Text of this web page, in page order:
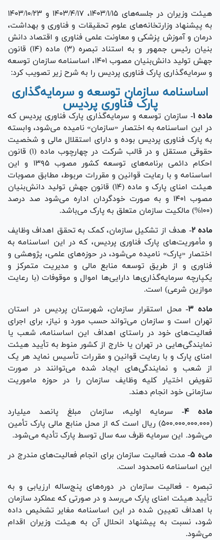
هیئت وزیران در جلسه‌های ۱۴۰۳/۱/۱۵، ۱۴۰۳/۴/۱۷ و ۱۴۰۳/۱۰/۲۳
به پیشنهاد وزارتخانه‌های علوم تحقیقات و فناوری و بهداشت،
درمان و آموزش پزشکی و معاونت علمی فناوری و اقتصاد دانش
بنیان رئیس جمهور و به استناد تبصره (۳) ماده (۱۴) قانون
جهش تولید دانش‌بنیان مصوب ۱۴۰۱، اساسنامه سازمان توسعه
و سرمایه‌گذاری پارک فناوری پردیس را به شرح زیر تصویب کرد:
اساسنامه سازمان توسعه و سرمایه‌گذاری
پارک فناوری پردیس
ماده ۱-
سازمان توسعه و سرمایه‌گذاری پارک فناوری پردیس که
در این اساسنامه به اختصار «سازمان» نامیده می‌شود، وابسته
به پارک فناوری پردیس بوده و دارای استقلال مالی و شخصیت
حقوقی مستقل و در قالب شرکت در چهارچوب ماده (۱) قانون
احکام دائمی برنامه‌های توسعه کشور مصوب ۱۳۹۵ و این
اساسنامه و با رعایت قوانین و مقررات مربوط، مطابق مصوبات
هیئت امنای پارک و ماده (۱۴) قانون جهش تولید دانش‌بنیان
مصوب ۱۴۰۱ و به صورت خودگردان اداره می‌شود صد درصد
(۱۰۰%) مالکیت سازمان متعلق به پارک می‌باشد.
ماده ۲-
هدف از تشکیل سازمان، کمک به تحقق اهداف وظایف
و مأموریت‌های پارک فناوری پردیس، که در این اساسنامه به
اختصار «پارک» نامیده می‌شود، در حوزه‌های علمی، پژوهشی و
فناوری و از طریق توسعه منابع مالی و مدیریت متمرکز و
یکپارچه سرمایه‌گذاری‌ها دارایی‌ها اموال و موقوفات (با رعایت
موازین شرعی) است.
ماده ۳-
محل استقرار سازمان، شهرستان پردیس در استان
تهران است و سازمان می‌تواند حسب مورد و نیاز، برای اجرای
فعالیت‌های خود در راستای اهداف این اساسنامه، شعب یا
نمایندگی‌هایی در تهران یا خارج از کشور منوط به تأیید هیئت
امنای پارک و با رعایت قوانین و مقررات تأسیس نماید هر یک
از شعب و نمایندگی‌های ایجاد شده می‌توانند در صورت
تفویض اختیار کلیه وظایف سازمان را در حوزه ماموریت
سازمانی خود انجام دهند.
ماده ۴-
سرمایه اولیه، سازمان مبلغ پانصد میلیارد
(۵۰۰.۰۰۰.۰۰۰.۰۰۰) ریال است که از محل منابع مالی پارک تأمین
می‌شود. این سرمایه ظرف سه سال توسط پارک تأدیه می‌شود.
ماده ۵-
مدت فعالیت سازمان برای انجام فعالیت‌های مندرج در
این اساسنامه نامحدود است.
تبصره - فعالیت سازمان در دوره‌های پنج‌ساله ارزیابی و به
تأیید هیئت امنای پارک می‌رسد و در صورتی که عملکرد سازمان
با اهداف تعیین شده در این اساسنامه مغایر تشخیص داده
شود، نسبت به پیشنهاد انحلال آن به هیئت وزیران اقدام
می‌شود.